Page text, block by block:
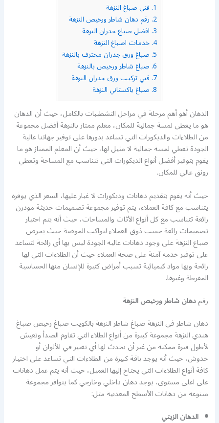
1. فني صباغ النزهة
2. رقم دهان شاطر ورخيص النزهة
3. افضل صباغ جدران النزهة
4. خدمات اصباغ النزهة
5. صباغ ورق جدران محترف بالنزهة
6. صباغ شاطر ورخيص بالنزهة
7. فني تركيب ورق جدران النزهة
8. صباغ باكستاني النزهة
الدهان أهو أهم مرحلة في مراحل التشطيبات بالكامل، حيث أن الدهان
هو ما يعطي لمسة جمالية للمكان، معلم ممتاز بالنزهة أفضل مجموعة
من الطلاءات والديكورات التي تساعد بدورها على توفير جهاتنا عالية
الجودة تعطي لمسة جمالية لا مثيل لها، حيث أن المعلم الممتاز هو ما
يقوم بتوفير أفضل أنواع الديكورات التي تتناسب مع المساحة وتعطي
رونق عالي للمكان.
حيث أنه يقوم بتقديم دهانات وديكورات لا غبار عليها، السعر الذي يوفره
يتناسب مع كافة العملاء، يتم توفير مجموعة تصميمات حديثة مودرن
رائعة تتناسب مع كل أنواع الأثاث والمساحات، حيث أنه يتم اختيار
تصميمات رائعة حسب ذوق العملاء لتواكب الموضة حيث يحرص
صباع النزهة على وجود دهانات عاليه الجودة ليس بها أي رائحة لتساعد
على توفير خدمه آمنة على صحة العملاء حيث أن الطلاءات التي لها
رائحة وبها مواد كيميائية تسبب أمراض كثيرة للإنسان منها الحساسية
المفرطة وغيرها.
رقمدهان شاطر ورخيص النزهة
دهان شاطر في النزهة صباغ شاطر النزهة بالكويت صباغ رخيص صباغ
هندي النزهة مجموعة كبيرة من أنواع الطلاء التي تقاوم الصدأ وتعيش
لأطول فترة ممكنة من غير أن يحدث لها أي تغيير في الألوان أو
خدوش، حيث أنه يوجد باقة كبيرة من الطلاءات التي تساعد على اختيار
كافة أنواع الطلاءات التي يحتاج إليها العميل، حيث أنه يتم عمل دهانات
على اعلى مستوى، يوجد دهان داخلي وخارجي كما يتوافر مجموعة
متنوعة من دهانات الأسطح المعدنية مثل:
الدهان الزيتي